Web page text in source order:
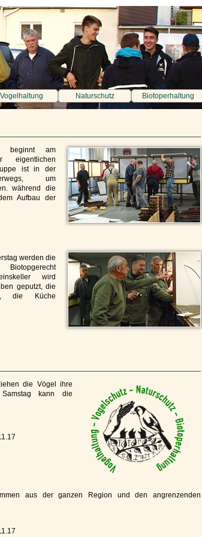
Vogelhaltung Naturschutz Biotoperhaltung
beginnt am
ist in der
um
während die
Aufbau der
werden die
wird
geputzt, die
die Küche
die Vögel ihre
kann die
aus der ganzen Region und den angrenzenden